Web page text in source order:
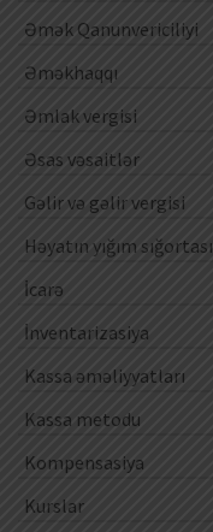
Əmək Qanunvericiliyi
Əməkhaqqı
Əmlak vergisi
Əsas vəsaitlər
Gəlir və gəlir vergisi
Həyatın yığım sığortası
İcarə
İnventarizasiya
Kassa əməliyyatları
Kassa metodu
Kompensasiya
Kurslar